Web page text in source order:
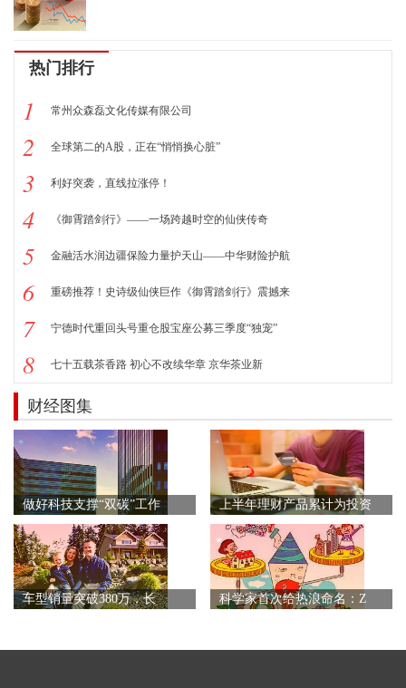
热门排行
1 常州众森磊文化传媒有限公司
2 全球第二的A股，正在“悄悄换心脏”
3 利好突袭，直线拉涨停！
4 《御霄踏剑行》——一场跨越时空的仙侠传奇
5 金融活水润边疆保险力量护天山——中华财险护航
6 重磅推荐！史诗级仙侠巨作《御霄踏剑行》震撼来
7 宁德时代重回头号重仓股宝座公募三季度“独宠”
8 七十五载茶香路 初心不改续华章 京华茶业新
财经图集
做好科技支撑“双碳”工作 上半年理财产品累计为投资
车型销量突破380万，长 科学家首次给热浪命名：Z